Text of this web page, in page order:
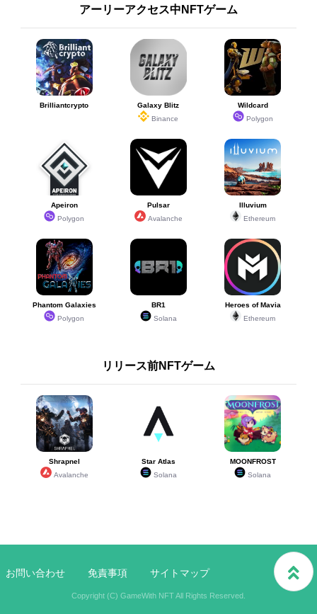
アーリーアクセス中NFTゲーム
Brilliantcrypto
Galaxy Blitz
Binance
Wildcard
Polygon
Apeiron
Polygon
Pulsar
Avalanche
Illuvium
Ethereum
Phantom Galaxies
Polygon
BR1
Solana
Heroes of Mavia
Ethereum
リリース前NFTゲーム
Shrapnel
Avalanche
Star Atlas
Solana
MOONFROST
Solana
お問い合わせ 免責事項 サイトマップ
Copyright (C) GameWith NFT All Rights Reserved.